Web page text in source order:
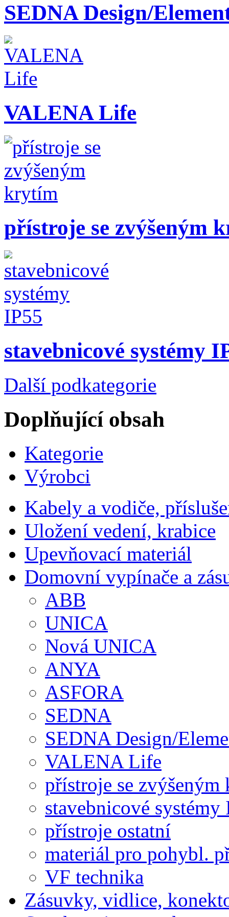
SEDNA Design/
VALENA Life
přístroje se zvýšeným
stavebnicové systémy
Další podkategorie
Doplňující obsah
Kategorie
Výrobci
Kabely a vodiče,
Uložení vedení, krabice
Upevňovací materiál
Domovní vypínače a
ABB
UNICA
Nová UNICA
ANYA
ASFORA
SEDNA
SEDNA Design/
VALENA Life
přístroje se
stavebnicové systémy
přístroje ostatní
materiál pro pohybl.
VF technika
Zásuvky, vidlice,